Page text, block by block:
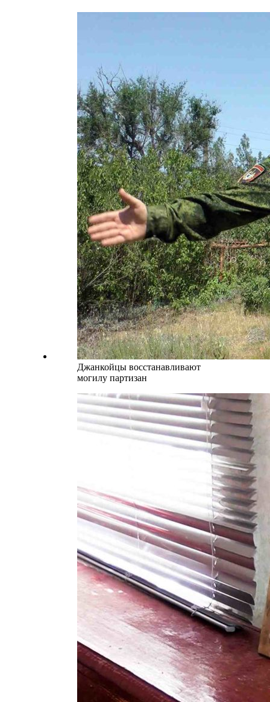
Джанкойцы восстанавливают
могилу партизан